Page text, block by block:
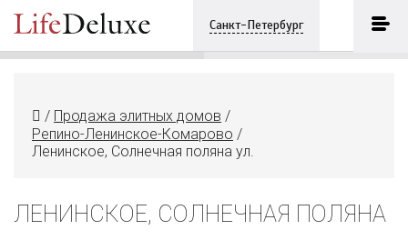
Санкт-Петербург
/ Продажа элитных домов /
Репино-Ленинское-Комарово /
Ленинское, Солнечная поляна ул.
ЛЕНИНСКОЕ, СОЛНЕЧНАЯ ПОЛЯНА
Ленинское, Солнечная поляна ул.
+7 (921) 8613609 ПОЗВОНИТЬ